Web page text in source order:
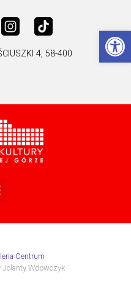
4, 58-400
Centrum
Jolanty Wdowczyk